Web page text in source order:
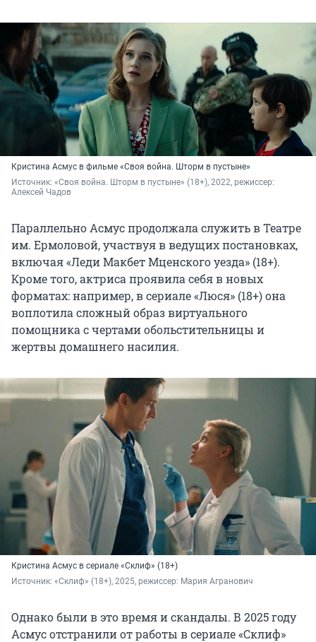
Кристина Асмус в фильме «Своя война. Шторм в пустыне»
Источник: «Своя война. Шторм в пустыне» (18+), 2022, режиссер:
Алексей Чадов
Параллельно Асмус продолжала служить в Театре
им. Ермоловой, участвуя в ведущих постановках,
включая «Леди Макбет Мценского уезда» (18+).
Кроме того, актриса проявила себя в новых
форматах: например, в сериале «Люся» (18+) она
воплотила сложный образ виртуального
помощника с чертами обольстительницы и
жертвы домашнего насилия.
Кристина Асмус в сериале «Склиф» (18+)
Источник: «Склиф» (18+), 2025, режиссер: Мария Агранович
Однако были в это время и скандалы. В 2025 году
Асмус отстранили от работы в сериале «Склиф»